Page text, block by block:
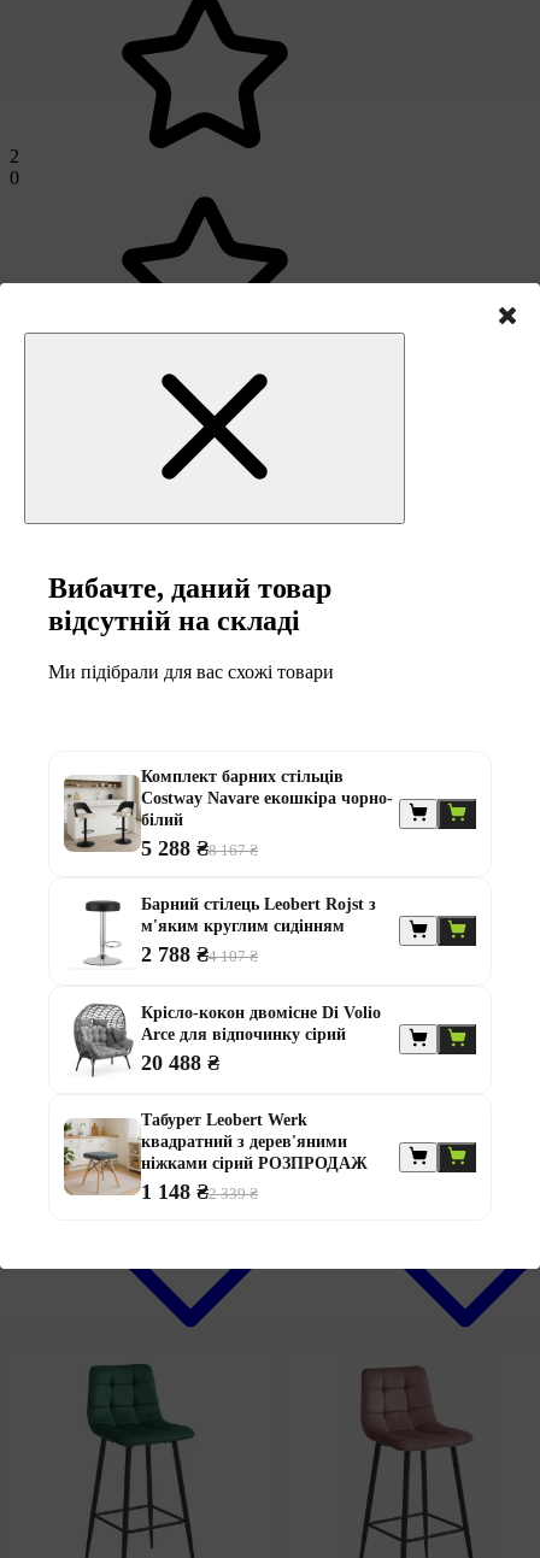
2
0
Поділіться своїми враженнями з іншими
Інші товари в категорії
2
гарантія
Вибачте, даний товар
відсутній на складі
Ми підібрали для вас схожі товари
Комплект барних стільців
Costway Navare екошкіра чорно-
білий
5 288 ₴8 167 ₴
Барний стілець Leobert Rojst з
м'яким круглим сидінням
2 788 ₴4 107 ₴
Крісло-кокон двомісне Di Volio
Arce для відпочинку сірий
20 488 ₴
Табурет Leobert Werk
квадратний з дерев'яними
ніжками сірий РОЗПРОДАЖ
1 148 ₴2 339 ₴